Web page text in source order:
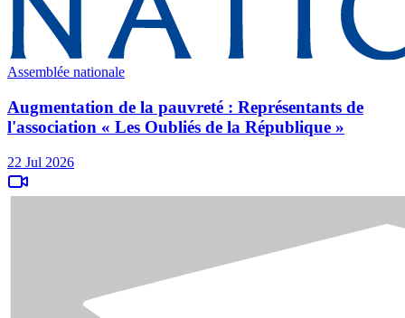
Assemblée nationale
Augmentation de la pauvreté : Représentants de
l'association « Les Oubliés de la République »
22 Jul 2026